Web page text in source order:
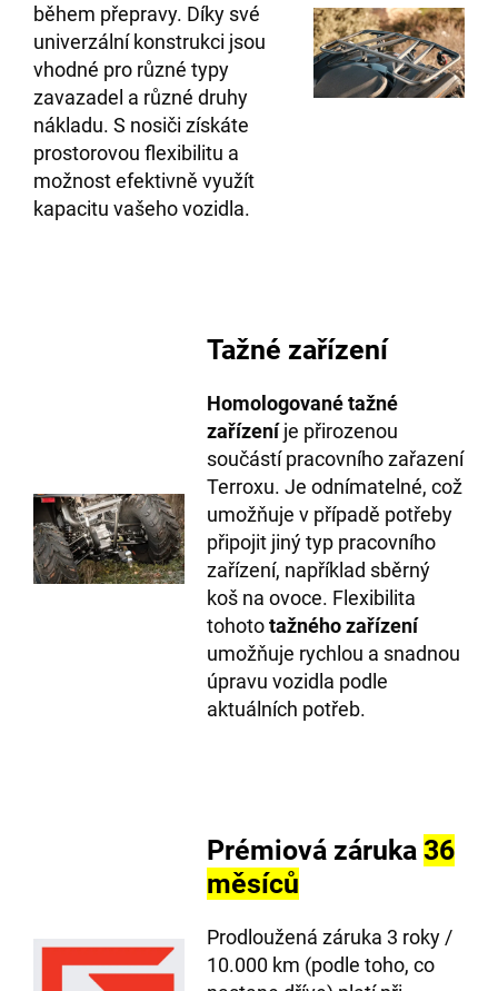
během přepravy. Díky své
univerzální konstrukci jsou
vhodné pro různé typy
zavazadel a různé druhy
nákladu. S nosiči získáte
prostorovou flexibilitu a
možnost efektivně využít
kapacitu vašeho vozidla.
Tažné zařízení
Homologované tažné
zařízeníje přirozenou
součástí pracovního zařazení
Terroxu. Je odnímatelné, což
umožňuje v případě potřeby
připojit jiný typ pracovního
zařízení, například sběrný
koš na ovoce. Flexibilita
tohototažného zařízení
umožňuje rychlou a snadnou
úpravu vozidla podle
aktuálních potřeb.
Prémiová záruka 36
měsíců
Prodloužená záruka 3 roky /
10.000 km (podle toho, co